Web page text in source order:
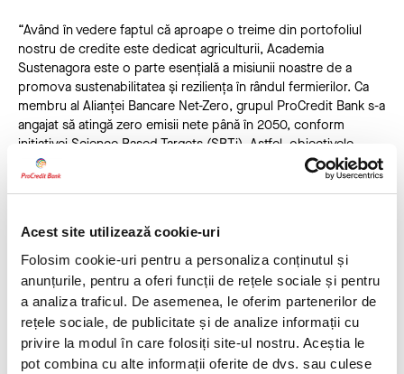
Acest site utilizează cookie-uri
Folosim cookie-uri pentru a personaliza conținutul și
anunțurile, pentru a oferi funcții de rețele sociale și pentru
a analiza traficul. De asemenea, le oferim partenerilor de
rețele sociale, de publicitate și de analize informații cu
privire la modul în care folosiți site-ul nostru. Aceștia le
pot combina cu alte informații oferite de dvs. sau culese
“Având în vedere faptul că aproape o treime din portofoliul
nostru de credite este dedicat agriculturii, Academia
Sustenagora este o parte esențială a misiunii noastre de a
promova sustenabilitatea și reziliența în rândul fermierilor. Ca
membru al Alianței Bancare Net-Zero, grupul ProCredit Bank s-a
angajat să atingă zero emisii nete până în 2050, conform
inițiativei Science Based Targets (SBTi). Astfel, obiectivele
noastre pentru Scope 3 prioritizează întreprinderile mici și
mijlocii (IMM-uri) din agricultură și industrie. Prin atenția sporită
dezvoltarea rurală și securitatea alimentară durabilă.” declară
Alexandra Floricică, Head of Sustainable Development.
Programul Academia Sustenagora cuprinde 7 module de
învățare la care beneficiarii participă în mod gratuit. La prima
ediție, Academia Sustenagora are deja două grupe de fermieri
interesați de tranziția către agricultura sustenabilă, care își